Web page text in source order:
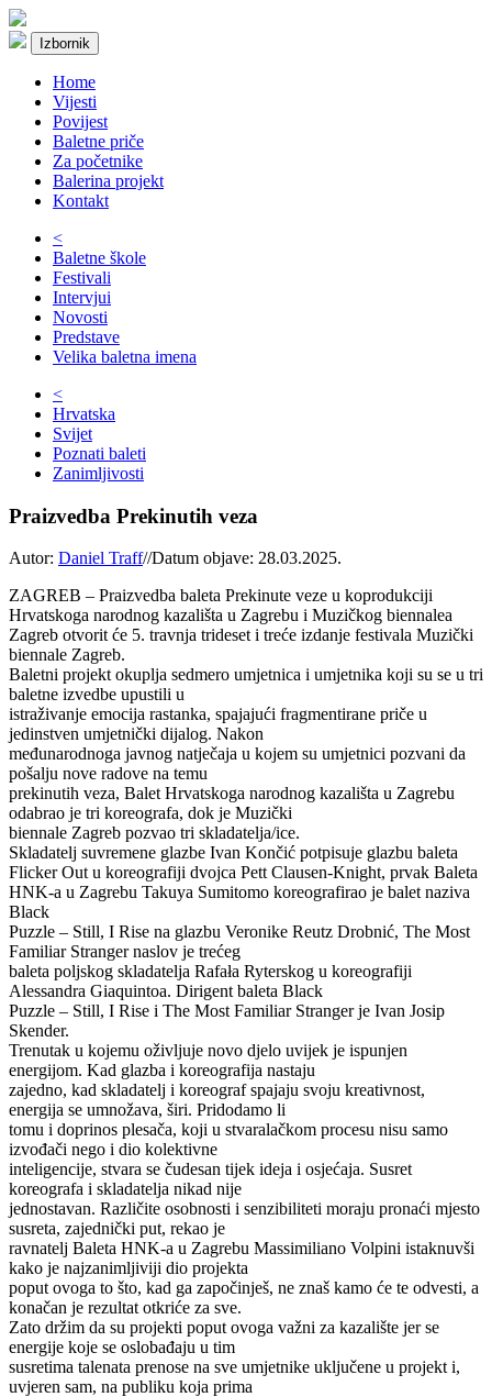
Izbornik
Home
Vijesti
Povijest
Baletne priče
Za početnike
Balerina projekt
Kontakt
<
Baletne škole
Festivali
Intervjui
Novosti
Predstave
Velika baletna imena
<
Hrvatska
Svijet
Poznati baleti
Zanimljivosti
Praizvedba Prekinutih veza
Autor: Daniel Traff//Datum objave: 28.03.2025.
ZAGREB – Praizvedba baleta Prekinute veze u koprodukciji
Hrvatskoga narodnog kazališta u Zagrebu i Muzičkog biennalea
Zagreb otvorit će 5. travnja trideset i treće izdanje festivala Muzički
biennale Zagreb.
Baletni projekt okuplja sedmero umjetnica i umjetnika koji su se u tri
baletne izvedbe upustili u
istraživanje emocija rastanka, spajajući fragmentirane priče u
jedinstven umjetnički dijalog. Nakon
međunarodnoga javnog natječaja u kojem su umjetnici pozvani da
pošalju nove radove na temu
prekinutih veza, Balet Hrvatskoga narodnog kazališta u Zagrebu
odabrao je tri koreografa, dok je Muzički
biennale Zagreb pozvao tri skladatelja/ice.
Skladatelj suvremene glazbe Ivan Končić potpisuje glazbu baleta
Flicker Out u koreografiji dvojca Pett Clausen-Knight, prvak Baleta
HNK-a u Zagrebu Takuya Sumitomo koreografirao je balet naziva
Black
Puzzle – Still, I Rise na glazbu Veronike Reutz Drobnić, The Most
Familiar Stranger naslov je trećeg
baleta poljskog skladatelja Rafała Ryterskog u koreografiji
Alessandra Giaquintoa. Dirigent baleta Black
Puzzle – Still, I Rise i The Most Familiar Stranger je Ivan Josip
Skender.
Trenutak u kojemu oživljuje novo djelo uvijek je ispunjen
energijom. Kad glazba i koreografija nastaju
zajedno, kad skladatelj i koreograf spajaju svoju kreativnost,
energija se umnožava, širi. Pridodamo li
tomu i doprinos plesača, koji u stvaralačkom procesu nisu samo
izvođači nego i dio kolektivne
inteligencije, stvara se čudesan tijek ideja i osjećaja. Susret
koreografa i skladatelja nikad nije
jednostavan. Različite osobnosti i senzibiliteti moraju pronaći mjesto
susreta, zajednički put, rekao je
ravnatelj Baleta HNK-a u Zagrebu Massimiliano Volpini istaknuvši
kako je najzanimljiviji dio projekta
poput ovoga to što, kad ga započinješ, ne znaš kamo će te odvesti, a
konačan je rezultat otkriće za sve.
Zato držim da su projekti poput ovoga važni za kazalište jer se
energije koje se oslobađaju u tim
susretima talenata prenose na sve umjetnike uključene u projekt i,
uvjeren sam, na publiku koja prima